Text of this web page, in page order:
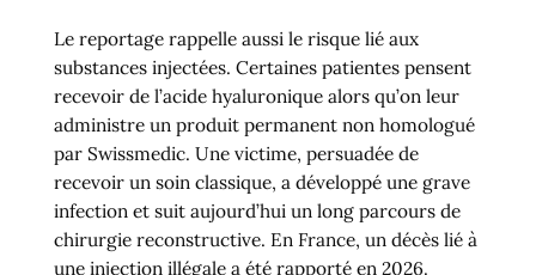
Le reportage rappelle aussi le risque lié aux
substances injectées. Certaines patientes pensent
recevoir de l’acide hyaluronique alors qu’on leur
administre un produit permanent non homologué
par Swissmedic. Une victime, persuadée de
recevoir un soin classique, a développé une grave
infection et suit aujourd’hui un long parcours de
chirurgie reconstructive. En France, un décès lié à
une injection illégale a été rapporté en 2026.